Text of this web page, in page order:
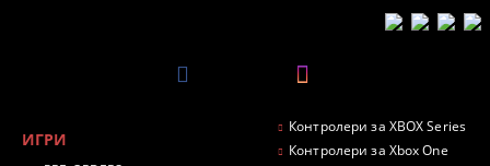
ИГРИ
Контролери за XBOX Series
Контролери за Xbox One